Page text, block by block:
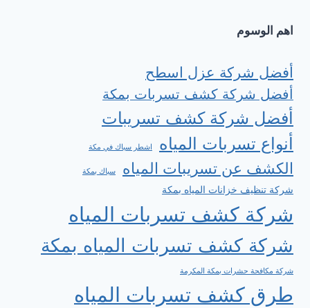
اهم الوسوم
أفضل شركة عزل اسطح
أفضل شركة كشف تسربات بمكة
أفضل شركة كشف تسريبات
أنواع تسربات المياه
اشطر سباك في مكة
الكشف عن تسريبات المياه سباك بمكة
شركة تنظيف خزانات المياه بمكة
شركة كشف تسربات المياه
شركة كشف تسربات المياه بمكة
شركة مكافحة حشرات بمكة المكرمة
طرق كشف تسربات المياه